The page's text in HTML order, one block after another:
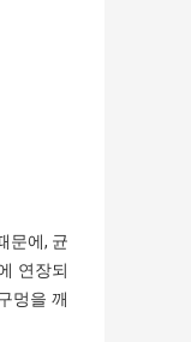
문에, 균
연장되
멍을 깨